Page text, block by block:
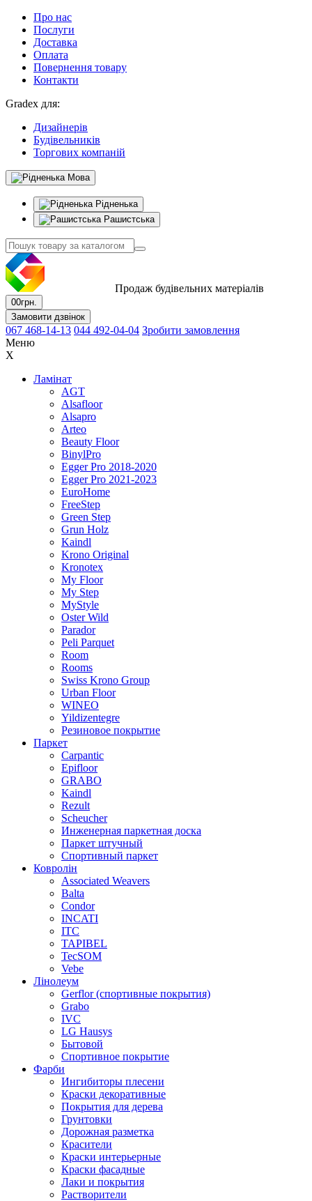
Про нас
Послуги
Доставка
Оплата
Повернення товару
Контакти
Gradex для:
Дизайнерів
Будівельників
Торгових компаній
Мова
Рідненька
Рашистська
Продаж будівельних матеріалів
00грн.
Замовити дзвінок
067 468-14-13 044 492-04-04 Зробити замовлення
Меню
X
Ламінат
AGT
Alsafloor
Alsapro
Arteo
Beauty Floor
BinylPro
Egger Pro 2018-2020
Egger Pro 2021-2023
EuroHome
FreeStep
Green Step
Grun Holz
Kaindl
Krono Original
Kronotex
My Floor
My Step
MyStyle
Oster Wild
Parador
Peli Parquet
Room
Rooms
Swiss Krono Group
Urban Floor
WINEO
Yildizentegre
Резиновое покрытие
Паркет
Carpantic
Epifloor
GRABO
Kaindl
Rezult
Scheucher
Инженерная паркетная доска
Паркет штучный
Спортивный паркет
Ковролін
Associated Weavers
Balta
Condor
INCATI
ITC
TAPIBEL
TecSOM
Vebe
Лінолеум
Gerflor (спортивные покрытия)
Grabo
IVC
LG Hausys
Бытовой
Спортивное покрытие
Фарби
Ингибиторы плесени
Краски декоративные
Покрытия для дерева
Грунтовки
Дорожная разметка
Красители
Краски интерьерные
Краски фасадные
Лаки и покрытия
Растворители